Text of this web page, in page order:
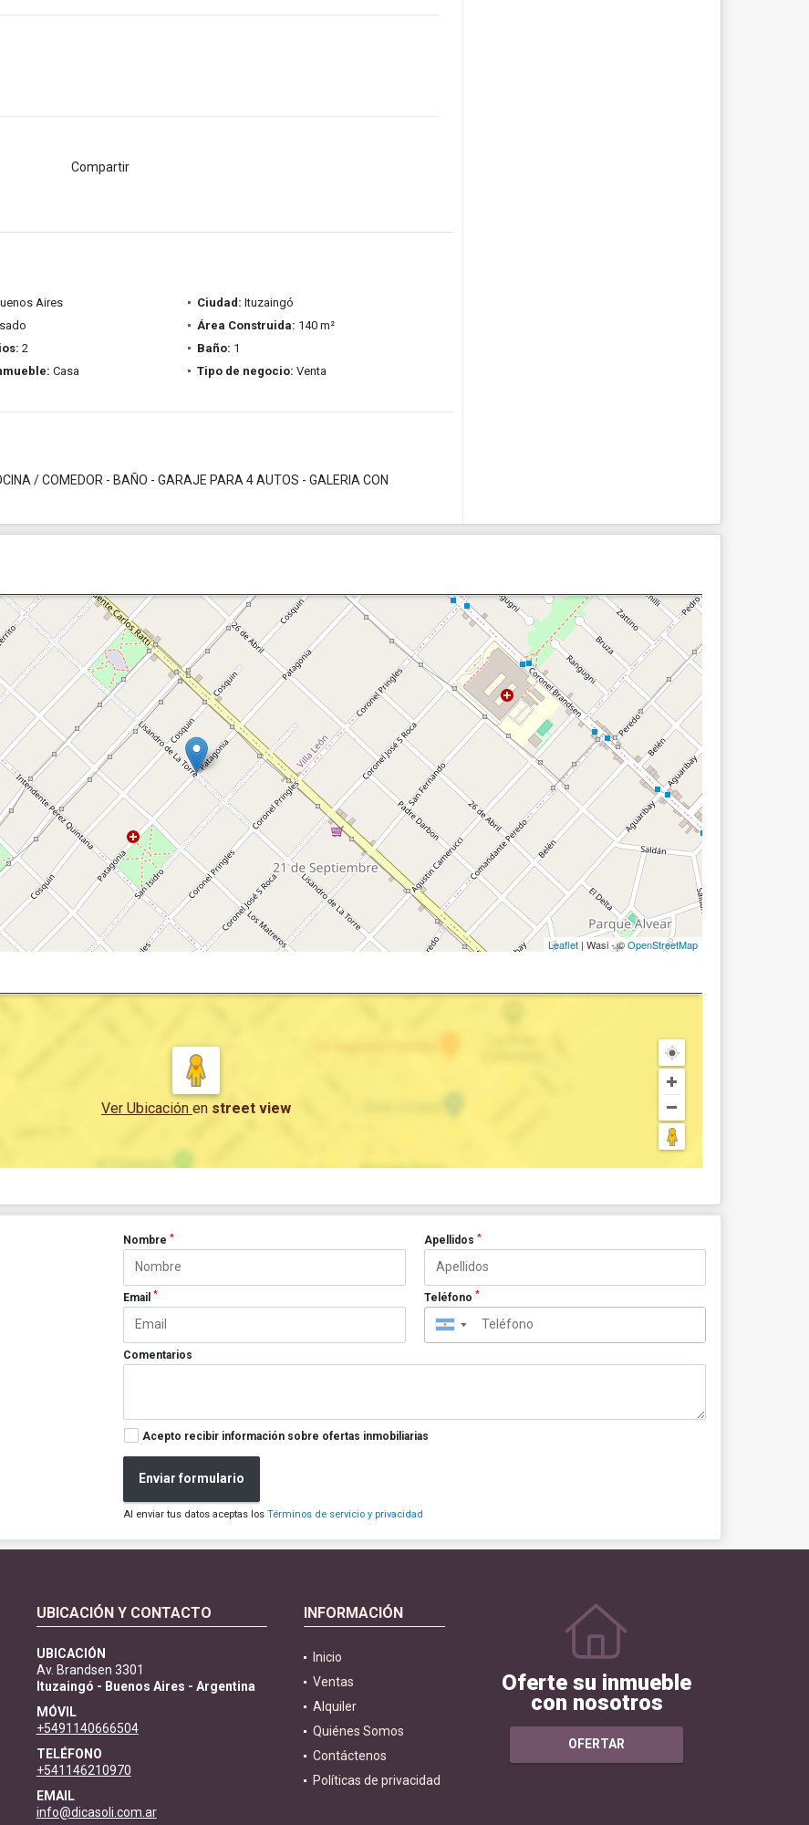
Compartir
Aires Ciudad: Ituzaingó
Área Construida: 140 m²
2 Baño: 1
Casa Tipo de negocio: Venta
/ COMEDOR - BAÑO - GARAJE PARA 4 AUTOS - GALERIA CON
Leaflet | Wasi - ©OpenStreetMap
Ver Ubicación en street view
Nombre* Apellidos *
Email* Teléfono *
▼
Comentarios
Acepto recibir información sobre ofertas inmobiliarias
Enviar formulario
Al enviar tus datos aceptas losTérminos de servicio y privacidad
UBICACIÓN Y CONTACTO
UBICACIÓN
Av. Brandsen 3301
Ituzaingó - Buenos Aires - Argentina
MÓVIL
+5491140666504
TELÉFONO
+541146210970
EMAIL
info@dicasoli.com.ar
INFORMACIÓN
Inicio
Ventas
Alquiler
Quiénes Somos
Contáctenos
Políticas de privacidad
Oferte su inmueble
con nosotros
OFERTAR